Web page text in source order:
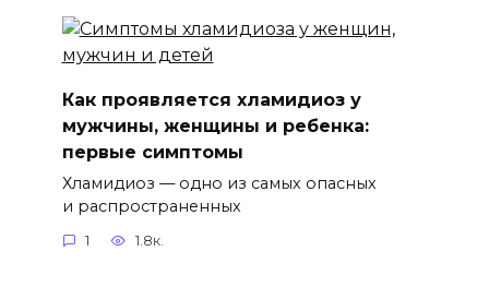
Как проявляется хламидиоз у
мужчины, женщины и ребенка:
первые симптомы
Хламидиоз — одно из самых опасных
и распространенных
1 1.8к.